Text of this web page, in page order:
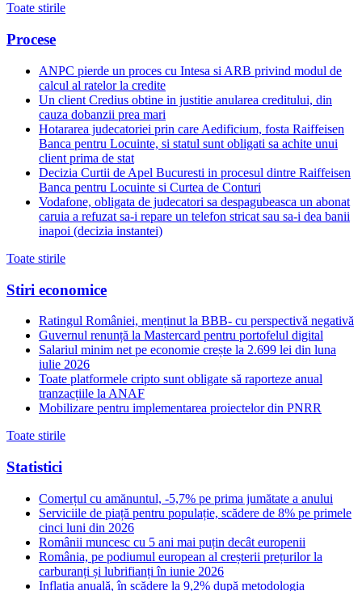
Toate stirile
Procese
ANPC pierde un proces cu Intesa si ARB privind modul de
calcul al ratelor la credite
Un client Credius obtine in justitie anularea creditului, din
cauza dobanzii prea mari
Hotararea judecatoriei prin care Aedificium, fosta Raiffeisen
Banca pentru Locuinte, si statul sunt obligati sa achite unui
client prima de stat
Decizia Curtii de Apel Bucuresti in procesul dintre Raiffeisen
Banca pentru Locuinte si Curtea de Conturi
Vodafone, obligata de judecatori sa despagubeasca un abonat
caruia a refuzat sa-i repare un telefon stricat sau sa-i dea banii
inapoi (decizia instantei)
Toate stirile
Stiri economice
Ratingul României, menținut la BBB- cu perspectivă negativă
Guvernul renunță la Mastercard pentru portofelul digital
Salariul minim net pe economie crește la 2.699 lei din luna
iulie 2026
Toate platformele cripto sunt obligate să raporteze anual
tranzacțiile la ANAF
Mobilizare pentru implementarea proiectelor din PNRR
Toate stirile
Statistici
Comerțul cu amănuntul, -5,7% pe prima jumătate a anului
Serviciile de piață pentru populație, scădere de 8% pe primele
cinci luni din 2026
Românii muncesc cu 5 ani mai puțin decât europenii
România, pe podiumul european al creșterii prețurilor la
carburanți și lubrifianți în iunie 2026
Inflația anuală, în scădere la 9,2% după metodologia